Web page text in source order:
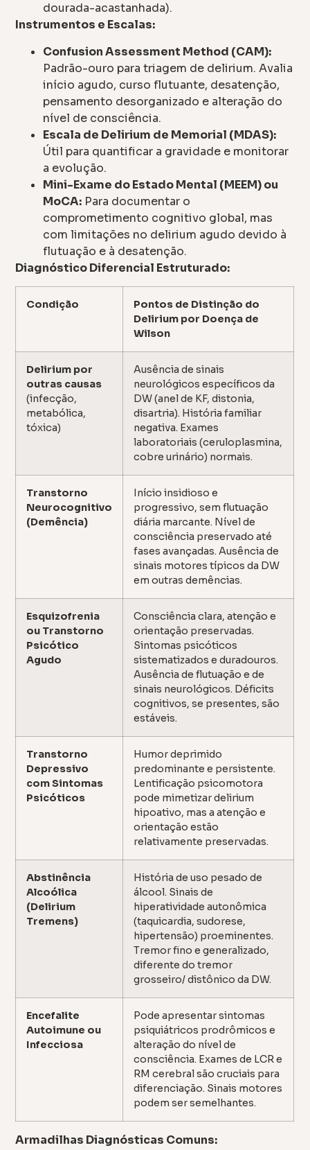
dourada-acastanhada).
Instrumentos e Escalas:
Confusion Assessment Method (CAM):
Padrão-ouro para triagem de delirium. Avalia
início agudo, curso flutuante, desatenção,
pensamento desorganizado e alteração do
nível de consciência.
Escala de Delirium de Memorial (MDAS):
Útil para quantificar a gravidade e monitorar
a evolução.
Mini-Exame do Estado Mental (MEEM) ou
MoCA: Para documentar o
comprometimento cognitivo global, mas
com limitações no delirium agudo devido à
flutuação e à desatenção.
Diagnóstico Diferencial Estruturado:
Condição
Pontos de Distinção do
Delirium por Doença de
Wilson
Delirium por
outras causas
(infecção,
metabólica,
tóxica)
Ausência de sinais
neurológicos específicos da
DW (anel de KF, distonia,
disartria). História familiar
negativa. Exames
laboratoriais (ceruloplasmina,
cobre urinário) normais.
Transtorno
Neurocognitivo
(Demência)
Início insidioso e
progressivo, sem flutuação
diária marcante. Nível de
consciência preservado até
fases avançadas. Ausência de
sinais motores típicos da DW
em outras demências.
Esquizofrenia
ou Transtorno
Psicótico
Agudo
Consciência clara, atenção e
orientação preservadas.
Sintomas psicóticos
sistematizados e duradouros.
Ausência de flutuação e de
sinais neurológicos. Déficits
cognitivos, se presentes, são
estáveis.
Transtorno
Depressivo
com Sintomas
Psicóticos
Humor deprimido
predominante e persistente.
Lentificação psicomotora
pode mimetizar delirium
hipoativo, mas a atenção e
orientação estão
relativamente preservadas.
Abstinência
Alcoólica
(Delirium
Tremens)
História de uso pesado de
álcool. Sinais de
hiperatividade autonômica
(taquicardia, sudorese,
hipertensão) proeminentes.
Tremor fino e generalizado,
diferente do tremor
grosseiro/ distônico da DW.
Encefalite
Autoimune ou
Infecciosa
Pode apresentar sintomas
psiquiátricos prodrômicos e
alteração do nível de
consciência. Exames de LCR e
RM cerebral são cruciais para
diferenciação. Sinais motores
podem ser semelhantes.
Armadilhas Diagnósticas Comuns: